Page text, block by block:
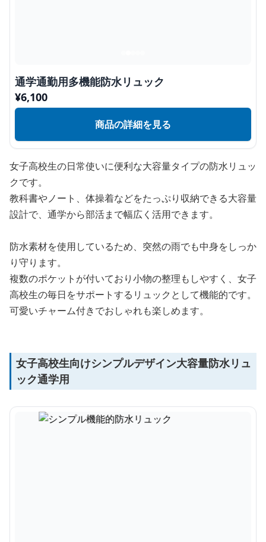
通学通勤用多機能防水リュック
¥6,100
商品の詳細を見る
女子高校生の日常使いに便利な大容量タイプの防水リュッ
クです。
教科書やノート、体操着などをたっぷり収納できる大容量
設計で、通学から部活まで幅広く活用できます。
防水素材を使用しているため、突然の雨でも中身をしっか
り守ります。
複数のポケットが付いており小物の整理もしやすく、女子
高校生の毎日をサポートするリュックとして機能的です。
可愛いチャーム付きでおしゃれも楽しめます。
女子高校生向けシンプルデザイン大容量防水リュ
ック通学用